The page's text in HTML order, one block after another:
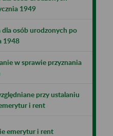
1949
dla osób urodzonych po
1948
w sprawie przyznania
przy ustalaniu
i rent
emerytur i rent